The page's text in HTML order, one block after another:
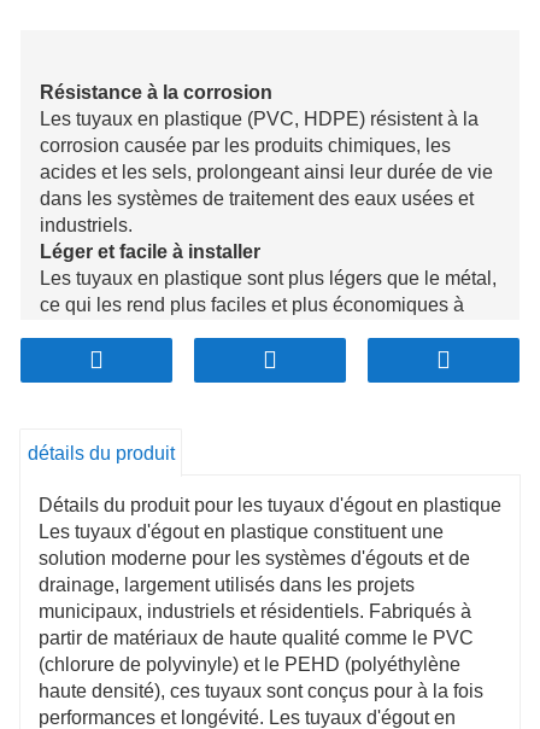
Résistance à la corrosion
Les tuyaux en plastique (PVC, HDPE) résistent à la
corrosion causée par les produits chimiques, les
acides et les sels, prolongeant ainsi leur durée de vie
dans les systèmes de traitement des eaux usées et
industriels.
Léger et facile à installer
Les tuyaux en plastique sont plus légers que le métal,
ce qui les rend plus faciles et plus économiques à
Durabilité et résistance aux chocs
Avec une excellente résistance aux chocs, les tuyaux
fissures.
Leurs surfaces intérieures lisses et leur résistance à
la corrosion réduisent les besoins de colmatage et de
maintenance, ce qui permet d'économiser des coûts à
long terme.
Respect de l'environnement
Les tuyaux en plastique sont recyclables, ce qui
correspond aux objectifs de durabilité et réduit
l'impact environnemental.
détails du produit
Détails du produit pour les tuyaux d'égout en plastique
Les tuyaux d'égout en plastique constituent une
solution moderne pour les systèmes d'égouts et de
drainage, largement utilisés dans les projets
municipaux, industriels et résidentiels. Fabriqués à
partir de matériaux de haute qualité comme le PVC
(chlorure de polyvinyle) et le PEHD (polyéthylène
haute densité), ces tuyaux sont conçus pour à la fois
performances et longévité. Les tuyaux d'égout en